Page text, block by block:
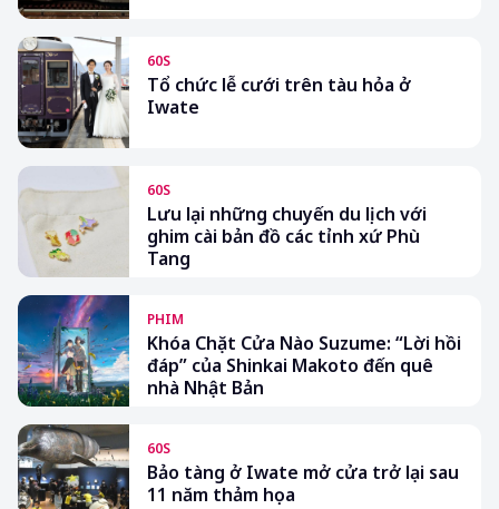
60S
Tổ chức lễ cưới trên tàu hỏa ở
Iwate
60S
Lưu lại những chuyến du lịch với
ghim cài bản đồ các tỉnh xứ Phù
Tang
PHIM
Khóa Chặt Cửa Nào Suzume: “Lời hồi
đáp” của Shinkai Makoto đến quê
nhà Nhật Bản
60S
Bảo tàng ở Iwate mở cửa trở lại sau
11 năm thảm họa